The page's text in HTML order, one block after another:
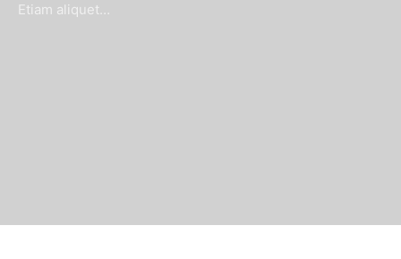
Etiam aliquet…